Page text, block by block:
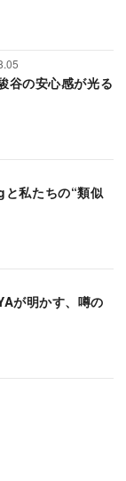
谷の安心感が光る
私たちの“類似
が明かす、噂の